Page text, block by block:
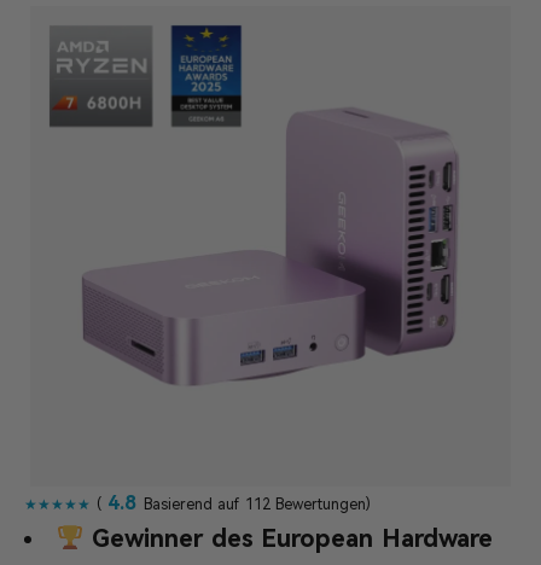
★★★★★ (4.8 Basierend auf 112 Bewertungen)
Gewinner des European Hardware